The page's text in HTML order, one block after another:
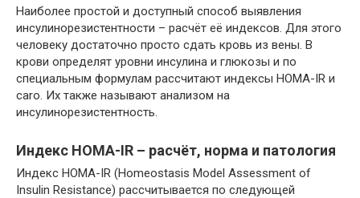
Наиболее простой и доступный способ выявления
инсулинорезистентности – расчёт её индексов. Для этого
человеку достаточно просто сдать кровь из вены. В
крови определят уровни инсулина и глюкозы и по
специальным формулам рассчитают индексы НОМА-IR и
caro. Их также называют анализом на
инсулинорезистентность.
Индекс НОМА-IR – расчёт, норма и патология
Индекс НОМА-IR (Homeostasis Model Assessment of
Insulin Resistance) рассчитывается по следующей